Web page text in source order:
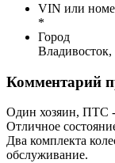
VIN или
*
Город
Комментарий
Один хозяин, ПТС
Отличное
Два комплекта
обслуживание.